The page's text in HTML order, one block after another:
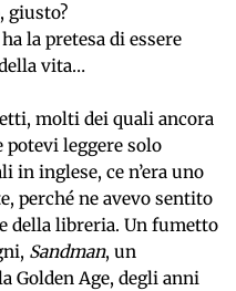
giusto?
la pretesa di essere
vita…
molti dei quali ancora
leggere solo
in inglese, ce n’era uno
perché ne avevo sentito
della libreria. Un fumetto
Sandman, un
Golden Age, degli anni